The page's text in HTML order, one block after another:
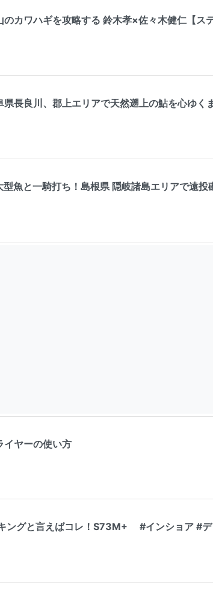
カワハギを攻略する 鈴木孝×佐々木健仁【ス
県長良川、郡上エリアで天然遡上の鮎を心ゆく
魚と一騎打ち！島根県 隠岐諸島エリアで遠投
イヤーの使い方
キングと言えばコレ！S73M+ #インショア #